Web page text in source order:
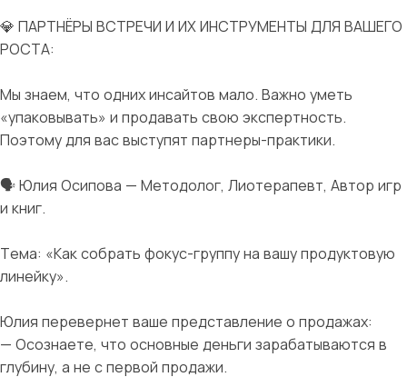
💎 ПАРТНЁРЫ ВСТРЕЧИ И ИХ ИНСТРУМЕНТЫ ДЛЯ ВАШЕГО
РОСТА:
Мы знаем, что одних инсайтов мало. Важно уметь
«упаковывать» и продавать свою экспертность.
Поэтому для вас выступят партнеры-практики.
🗣 Юлия Осипова — Методолог, Лиотерапевт, Автор игр
и книг.
Тема: «Как собрать фокус-группу на вашу продуктовую
линейку».
Юлия перевернет ваше представление о продажах:
— Осознаете, что основные деньги зарабатываются в
глубину, а не с первой продажи.